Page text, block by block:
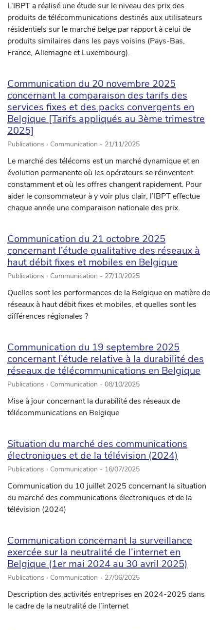
L’IBPT a réalisé une étude sur le niveau des prix des
produits de télécommunications destinés aux utilisateurs
résidentiels sur le marché belge par rapport à celui de
produits similaires dans les pays voisins (Pays-Bas,
France, Allemagne et Luxembourg).
Communication du 20 novembre 2025
concernant la comparaison des tarifs des
services fixes et des packs convergents en
Belgique [Tarifs appliqués au 3ème trimestre
2025]
Publications › Communication - 21/11/2025
Le marché des télécoms est un marché dynamique et en
évolution permanente où les opérateurs se réinventent
constamment et où les offres changent rapidement. Pour
aider le consommateur à y voir plus clair, l’IBPT effectue
chaque année une comparaison nationale des prix.
Communication du 21 octobre 2025
concernant l’étude qualitative des réseaux à
haut débit fixes et mobiles en Belgique
Publications › Communication - 27/10/2025
Quelles sont les performances de la Belgique en matière de
réseaux à haut débit fixes et mobiles, et quelles sont les
différences régionales ?
Communication du 19 septembre 2025
concernant l’étude relative à la durabilité des
réseaux de télécommunications en Belgique
Publications › Communication - 08/10/2025
Mise à jour concernant la durabilité des réseaux de
télécommunications en Belgique
Situation du marché des communications
électroniques et de la télévision (2024)
Publications › Communication - 16/07/2025
Communication du 10 juillet 2025 concernant la situation
du marché des communications électroniques et de la
télévision (2024)
Communication concernant la surveillance
exercée sur la neutralité de l’internet en
Belgique (1er mai 2024 au 30 avril 2025)
Publications › Communication - 27/06/2025
Description des activités entreprises en 2024-2025 dans
le cadre de la neutralité de l’internet